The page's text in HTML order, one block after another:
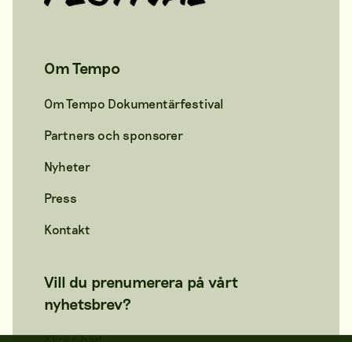
Om Tempo
Om Tempo Dokumentärfestival
Partners och sponsorer
Nyheter
Press
Kontakt
Vill du prenumerera på vårt
nyhetsbrev?